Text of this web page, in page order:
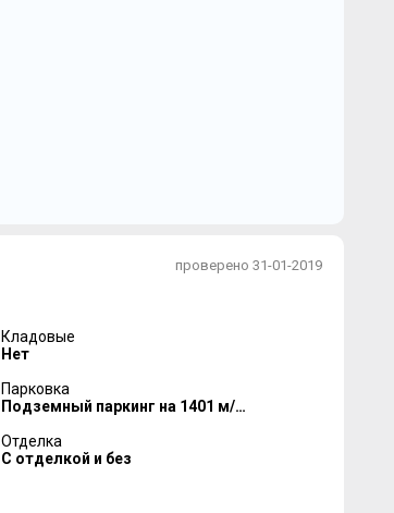
проверено 31-01-2019
Кладовые
Нет
Парковка
Подземный паркинг на 1401 м/м
Отделка
С отделкой и без